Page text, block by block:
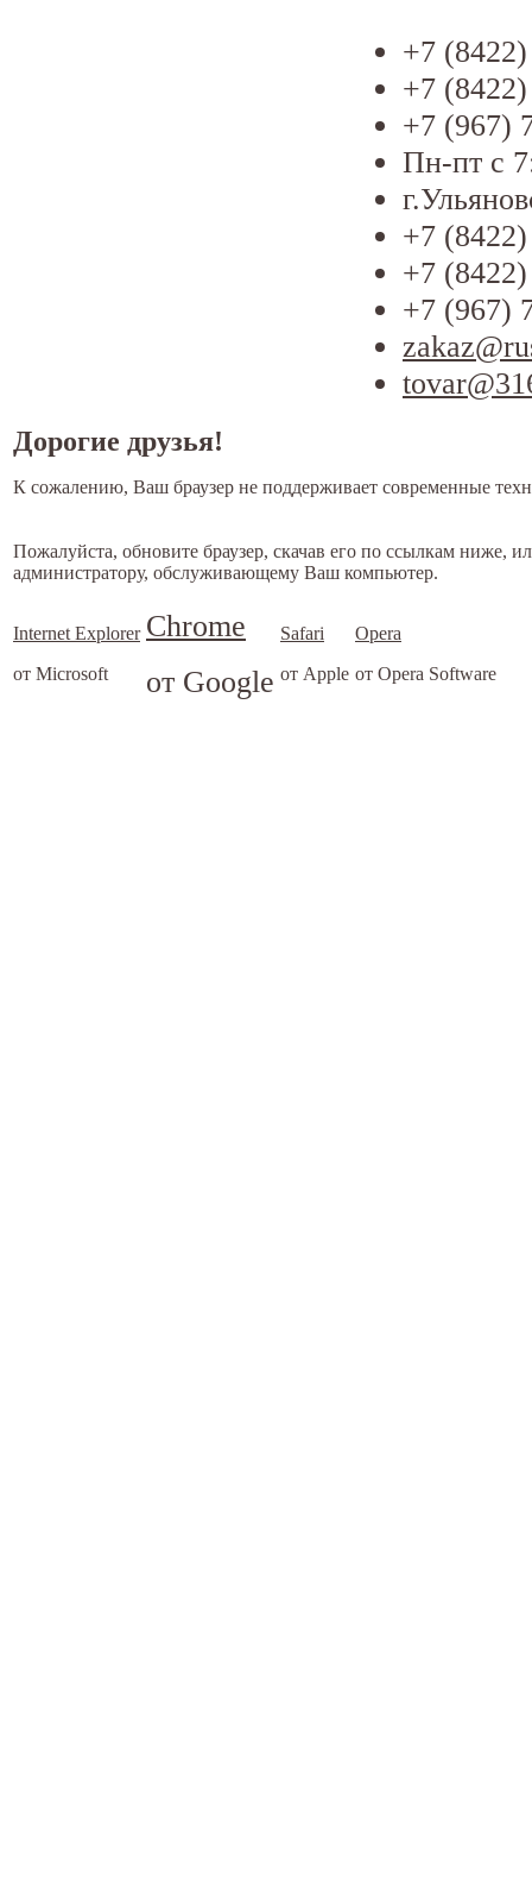
+7
+7
+7 (967)
Пн-пт с
+7
+7
+7 (967)
Дорогие друзья!
К сожалению, Ваш браузер не поддерживает современные
Пожалуйста, обновите браузер, скачав его по ссылкам ниже,
администратору, обслуживающему Ваш компьютер.
Internet Explorer
от Microsoft
Chrome
от Google
Safari
от Apple
Opera
от Opera Software